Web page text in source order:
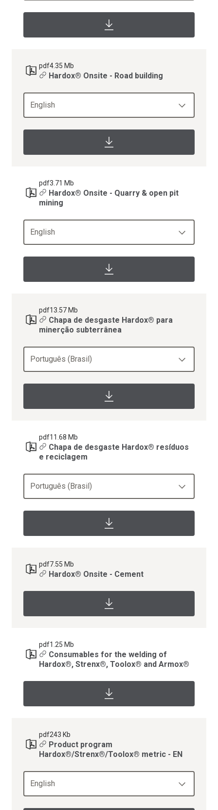
pdf4.35 Mb
Hardox® Onsite - Road building
English
pdf3.71 Mb
Hardox® Onsite - Quarry & open pit
mining
English
pdf13.57 Mb
Chapa de desgaste Hardox® para
minerção subterrânea
Português (Brasil)
pdf11.68 Mb
Chapa de desgaste Hardox® resíduos
e reciclagem
Português (Brasil)
pdf7.55 Mb
Hardox® Onsite - Cement
pdf1.25 Mb
Consumables for the welding of
Hardox®, Strenx®, Toolox® and Armox®
pdf243 Kb
Product program
Hardox®/Strenx®/Toolox® metric - EN
English